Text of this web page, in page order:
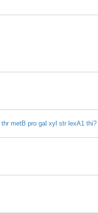
thr metB pro gal xyl str lexA1 thi?